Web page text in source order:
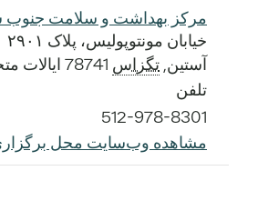
مرکز بهداشت و سلامت
خیابان مونتوپولیس، پلاک ۲۹۰۱
آستین, تگزاس 78741 ایالات
تلفن
512-978-8301
مشاهده وب‌سایت محل